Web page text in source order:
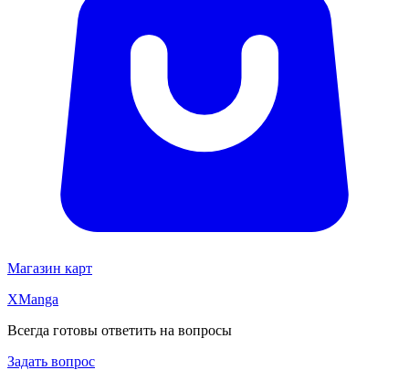
Магазин карт
XManga
Всегда готовы ответить на вопросы
Задать вопрос